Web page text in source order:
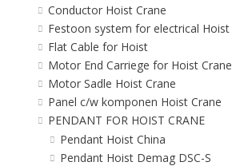
Conductor Hoist Crane
Festoon system for electrical Hoist
Flat Cable for Hoist
Motor End Carriege for Hoist Crane
Motor Sadle Hoist Crane
Panel c/w komponen Hoist Crane
PENDANT FOR HOIST CRANE
Pendant Hoist China
Pendant Hoist Demag DSC-S